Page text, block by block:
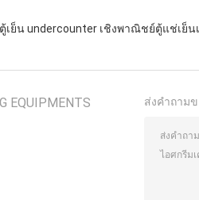
ตู้เย็น undercounter เชิงพาณิชย์ตู้แช่เย็
EQUIPMENTS
ส่งคำถาม